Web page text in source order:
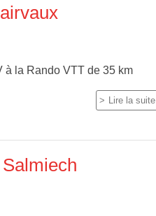
à la Rando VTT de 35 km
Lire la suite